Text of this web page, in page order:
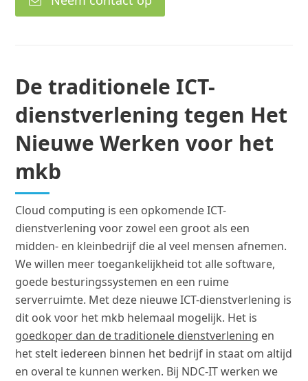
De traditionele ICT-
dienstverlening tegen Het
Nieuwe Werken voor het
mkb
Cloud computing is een opkomende ICT-
dienstverlening voor zowel een groot als een
midden- en kleinbedrijf die al veel mensen afnemen.
We willen meer toegankelijkheid tot alle software,
goede besturingssystemen en een ruime
serverruimte. Met deze nieuwe ICT-dienstverlening is
dit ook voor het mkb helemaal mogelijk. Het is
goedkoper dan de traditionele dienstverlening en
het stelt iedereen binnen het bedrijf in staat om altijd
en overal te kunnen werken. Bij NDC-IT werken we